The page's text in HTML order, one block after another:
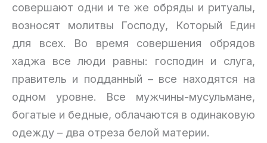
совершают одни и те же обряды и ритуалы,
возносят молитвы Господу, Который Един
для всех. Во время совершения обрядов
хаджа все люди равны: господин и слуга,
правитель и подданный – все находятся на
одном уровне. Все мужчины-мусульмане,
богатые и бедные, облачаются в одинаковую
одежду – два отреза белой материи.